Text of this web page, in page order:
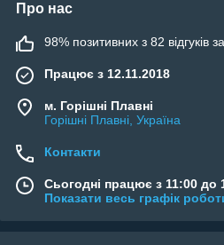
Про нас
98% позитивних з 82 відгуків
Працює з 12.11.2018
м. Горішні Плавні
Горішні Плавні, Україна
Контакти
Сьогодні працює з 11:00 до
Показати весь графік